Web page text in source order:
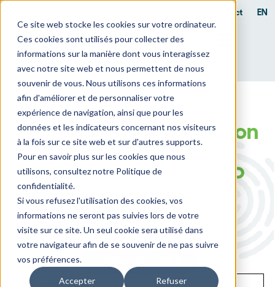
Ce site web stocke les cookies sur votre ordinateur.
Ces cookies sont utilisés pour collecter des
informations sur la manière dont vous interagissez
avec notre site web et nous permettent de nous
souvenir de vous. Nous utilisons ces informations
afin d'améliorer et de personnaliser votre
expérience de navigation, ainsi que pour les
données et les indicateurs concernant nos visiteurs
à la fois sur ce site web et sur d'autres supports.
Pour en savoir plus sur les cookies que nous
utilisons, consultez notre Politique de
confidentialité.
Si vous refusez l'utilisation des cookies, vos
informations ne seront pas suivies lors de votre
visite sur ce site. Un seul cookie sera utilisé dans
votre navigateur afin de se souvenir de ne pas suivre
vos préférences.
Accepter Refuser
Contact EN
Formulaire de délégation
de la fonction de
responsable de la PRP